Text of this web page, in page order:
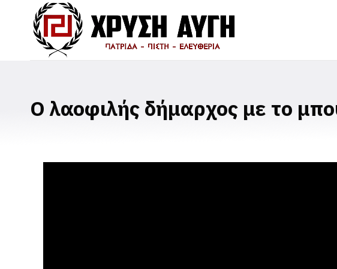
Ο λαοφιλής δήμαρχος με το